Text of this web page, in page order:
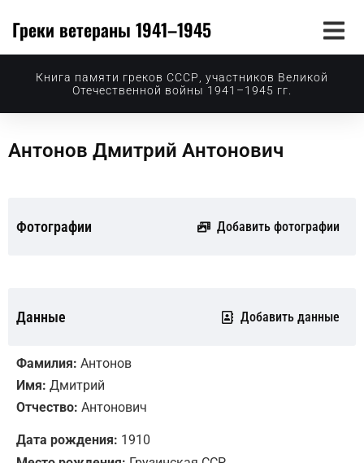
Греки ветераны 1941–1945
Книга памяти греков СССР, участников Великой
Отечественной войны 1941–1945 гг.
Антонов Дмитрий Антонович
Фотографии Добавить фотографии
Данные Добавить данные
Фамилия: Антонов
Имя: Дмитрий
Отчество: Антонович
Дата рождения: 1910